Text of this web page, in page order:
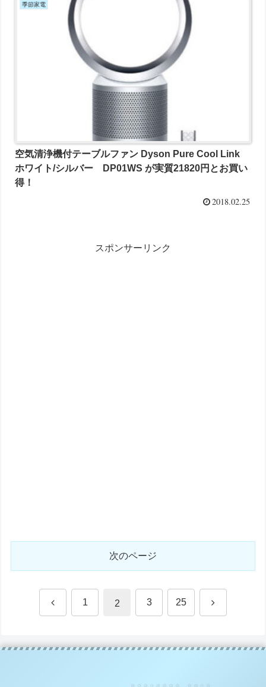
季節家電
空気清浄機付テーブルファン Dyson Pure Cool Link
ホワイト/シルバー DP01WS が実質21820円とお買い
得！
2018.02.25
スポンサーリンク
次のページ
前 1 2 3 25 次